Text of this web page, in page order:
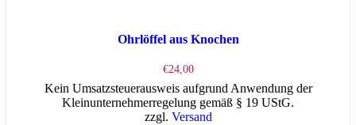
Ohrlöffel aus Knochen
€24,00
Kein Umsatzsteuerausweis aufgrund Anwendung der
Kleinunternehmerregelung gemäß § 19 UStG.
zzgl. Versand